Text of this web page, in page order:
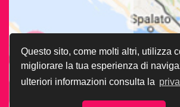
Questo sito, come molti altri, utilizza
migliorare la tua esperienza di
ulteriori informazioni consulta la